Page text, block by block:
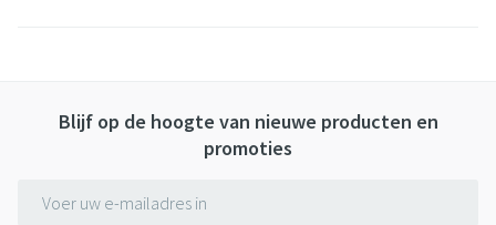
Blijf op de hoogte van nieuwe producten en
promoties